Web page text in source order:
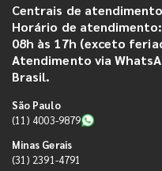
Centrais de atendimento
Horário de
08h às 17h (exceto
Atendimento via
Brasil.
São Paulo
(11) 4003-9879
Minas Gerais
(31) 2391-4791